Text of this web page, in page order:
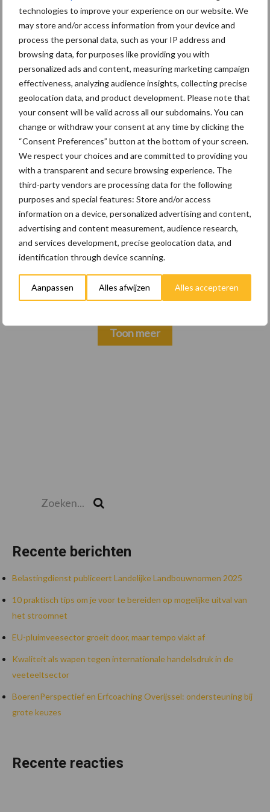
technologies to improve your experience on our website. We
may store and/or access information from your device and
process the personal data, such as your IP address and
browsing data, for purposes like providing you with
personalized ads and content, measuring marketing campaign
effectiveness, analyzing audience insights, collecting precise
geolocation data, and product development. Please note that
your consent will be valid across all our subdomains. You can
change or withdraw your consent at any time by clicking the
“Consent Preferences” button at the bottom of your screen.
We respect your choices and are committed to providing you
with a transparent and secure browsing experience. The
third-party vendors are processing data for the following
purposes and special features: Store and/or access
information on a device, personalized advertising and content,
advertising and content measurement, audience research,
and services development, precise geolocation data, and
identification through device scanning.
Aanpassen Alles afwijzen Alles accepteren
8 jan
Belastingdienst publiceert
Landelijke Landbouwnormen 2025
23 dec
10 praktisch tips om je voor te
bereiden op mogelijke uitval van het
stroomnet
23 dec
EU-pluimveesector groeit door,
maar tempo vlakt af
22 dec
Kwaliteit als wapen tegen
internationale handelsdruk in de
veeteeltsector
BoerenPerspectief en Erfcoaching
keuzes
Toon meer
Recente berichten
Belastingdienst publiceert Landelijke Landbouwnormen 2025
10 praktisch tips om je voor te bereiden op mogelijke uitval van
het stroomnet
EU-pluimveesector groeit door, maar tempo vlakt af
Kwaliteit als wapen tegen internationale handelsdruk in de
veeteeltsector
BoerenPerspectief en Erfcoaching Overijssel: ondersteuning bij
grote keuzes
Recente reacties